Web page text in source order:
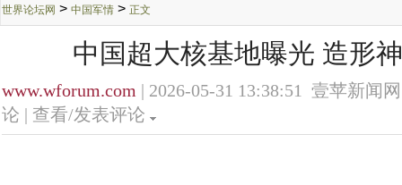
世界论坛网 > 中国军情 > 正文
中国超大核基地曝光 造形
www.wforum.com | 2026-05-31 13:38:51 壹苹新闻
论 | 查看/发表评论